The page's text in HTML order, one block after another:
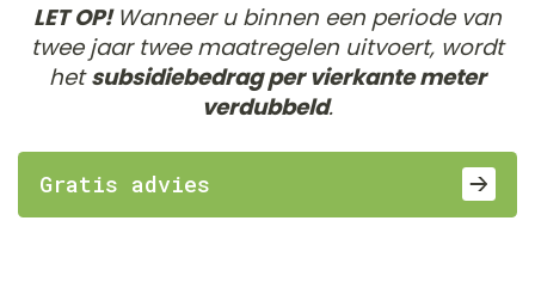
LET OP! Wanneer u binnen een periode van
twee jaar twee maatregelen uitvoert, wordt
hetsubsidiebedrag per vierkante meter
verdubbeld.
Gratis advies